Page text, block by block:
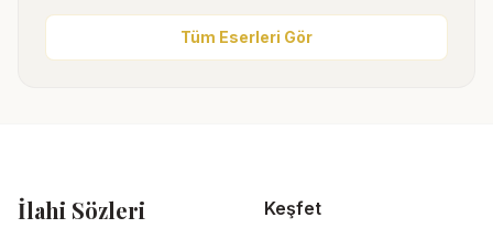
Tüm Eserleri Gör
İlahi Sözleri Keşfet